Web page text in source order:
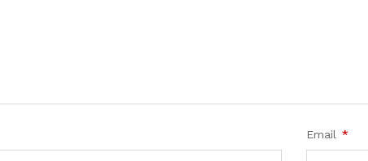
Email *